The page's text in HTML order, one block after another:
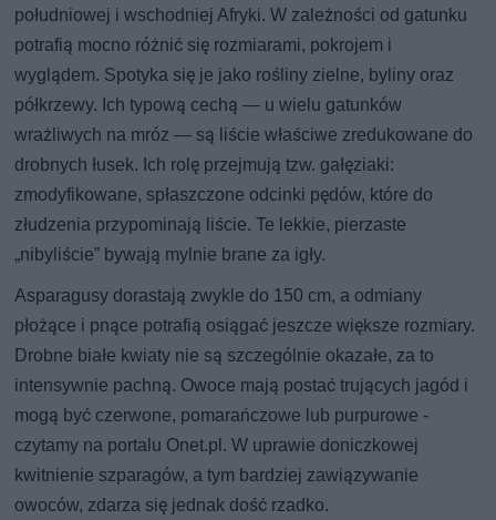
południowej i wschodniej Afryki. W zależności od gatunku
potrafią mocno różnić się rozmiarami, pokrojem i
wyglądem. Spotyka się je jako rośliny zielne, byliny oraz
półkrzewy. Ich typową cechą — u wielu gatunków
wrażliwych na mróz — są liście właściwe zredukowane do
drobnych łusek. Ich rolę przejmują tzw. gałęziaki:
zmodyfikowane, spłaszczone odcinki pędów, które do
złudzenia przypominają liście. Te lekkie, pierzaste
„nibyliście” bywają mylnie brane za igły.
Asparagusy dorastają zwykle do 150 cm, a odmiany
płożące i pnące potrafią osiągać jeszcze większe rozmiary.
Drobne białe kwiaty nie są szczególnie okazałe, za to
intensywnie pachną. Owoce mają postać trujących jagód i
mogą być czerwone, pomarańczowe lub purpurowe -
czytamy na portalu Onet.pl. W uprawie doniczkowej
kwitnienie szparagów, a tym bardziej zawiązywanie
owoców, zdarza się jednak dość rzadko.